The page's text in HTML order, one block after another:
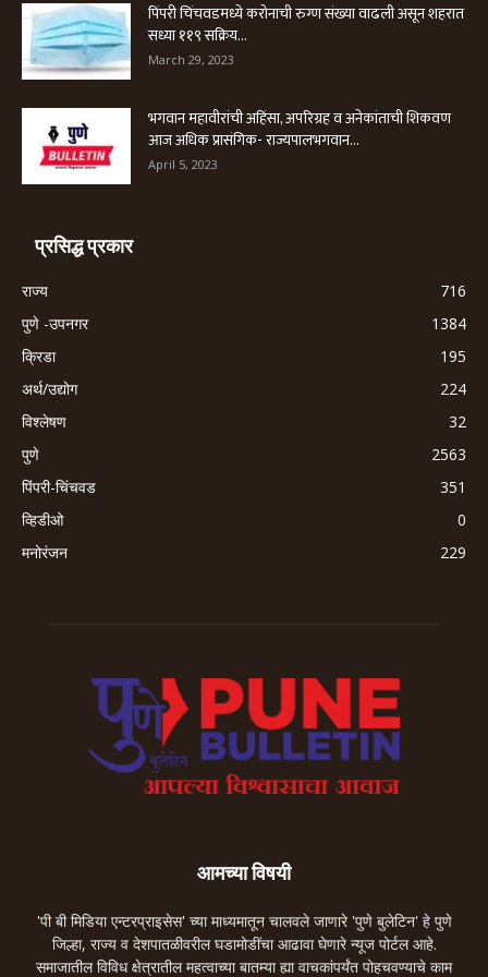
पिंपरी चिंचवडमध्ये करोनाची रुग्ण संख्या वाढली असून शहरात
सध्या ११९ सक्रिय...
March 29, 2023
भगवान महावीरांची अहिंसा, अपरिग्रह व अनेकांताची शिकवण
आज अधिक प्रासंगिक- राज्यपालभगवान...
April 5, 2023
प्रसिद्ध प्रकार
राज्य
716
पुणे -उपनगर
1384
क्रिडा
195
अर्थ/उद्योग
224
विश्लेषण
32
पुणे
2563
पिंपरी-चिंचवड
351
व्हिडीओ
0
मनोरंजन
229
आमच्या विषयी
'पी बी मिडिया एन्टरप्राइसेस' च्या माध्यमातून चालवले जाणारे 'पुणे बुलेटिन' हे पुणे
जिल्हा, राज्य व देशपातळीवरील घडामोडींचा आढावा घेणारे न्यूज पोर्टल आहे.
समाजातील विविध क्षेत्रातील महत्वाच्या बातम्या ह्या वाचकांपर्यंत पोहचवण्याचे काम